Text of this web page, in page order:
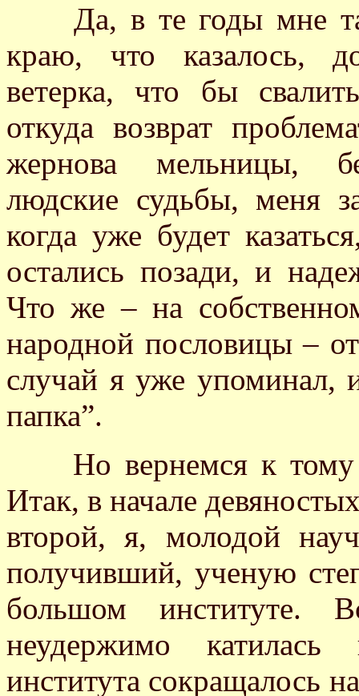
Да, в те годы мне
краю, что казалось,
ветерка, что бы
откуда возврат
жернова мельницы,
людские судьбы, меня
когда уже будет
остались позади, и
Что же – на
народной пословицы –
случай я уже упоминал,
папка”.
Но вернемся к тому
Итак, в начале
второй, я, молодой
получивший, ученую
большом институте.
неудержимо катилась
института сокращалось